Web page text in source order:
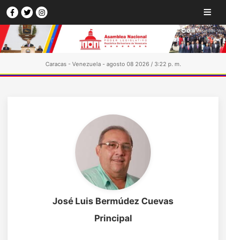
Caracas - Venezuela - agosto 08 2026 / 3:22 p. m.
José Luis Bermúdez Cuevas
Principal